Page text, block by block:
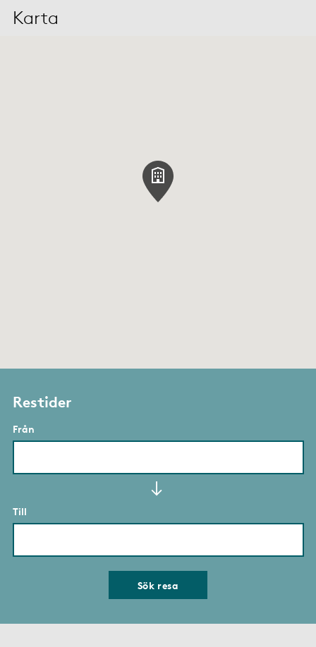
Karta
Restider
Från
Till
Sök resa